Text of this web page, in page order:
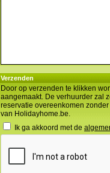
Verzenden
Door op verzenden te klikken
aangemaakt. De verhuurder zal
reservatie overeenkomen
van Holidayhome.be.
Ik ga akkoord met de